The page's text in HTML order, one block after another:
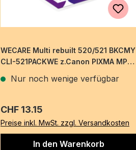
WECARE Multi rebuilt 520/521 BKCMY
CLI-521PACKWE z.Canon PIXMA MP
Nur noch wenige verfügbar
Regulärer Preis:
CHF 13.15
Preise inkl. MwSt. zzgl. Versandkosten
In den Warenkorb